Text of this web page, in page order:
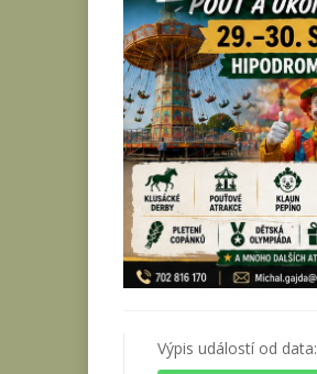
Výpis událostí od data: